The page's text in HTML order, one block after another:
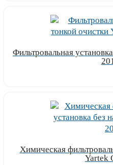
Фильтровальная
Химическая
Yartek